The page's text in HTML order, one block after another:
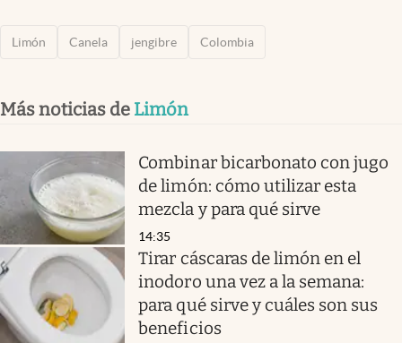
Limón Canela jengibre Colombia
Más noticias de Limón
Combinar bicarbonato con jugo
de limón: cómo utilizar esta
mezcla y para qué sirve
14:35
Tirar cáscaras de limón en el
inodoro una vez a la semana:
para qué sirve y cuáles son sus
beneficios